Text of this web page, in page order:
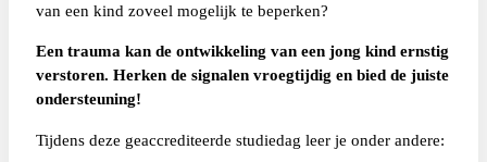
van een kind zoveel mogelijk te beperken?
Een trauma kan de ontwikkeling van een jong kind ernstig
verstoren. Herken de signalen vroegtijdig en bied de juiste
ondersteuning!
Tijdens deze geaccrediteerde studiedag leer je onder andere: